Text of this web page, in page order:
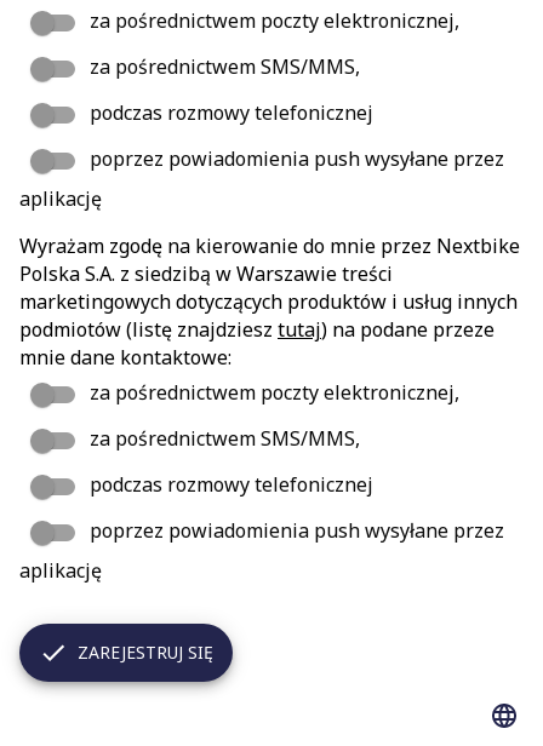
za pośrednictwem poczty elektronicznej,
za pośrednictwem SMS/MMS,
podczas rozmowy telefonicznej
poprzez powiadomienia push wysyłane przez
aplikację
Wyrażam zgodę na kierowanie do mnie przez Nextbike
Polska S.A. z siedzibą w Warszawie treści
marketingowych dotyczących produktów i usług innych
podmiotów (listę znajdziesz tutaj) na podane przeze
mnie dane kontaktowe:
za pośrednictwem poczty elektronicznej,
za pośrednictwem SMS/MMS,
podczas rozmowy telefonicznej
poprzez powiadomienia push wysyłane przez
aplikację
ZAREJESTRUJ SIĘ